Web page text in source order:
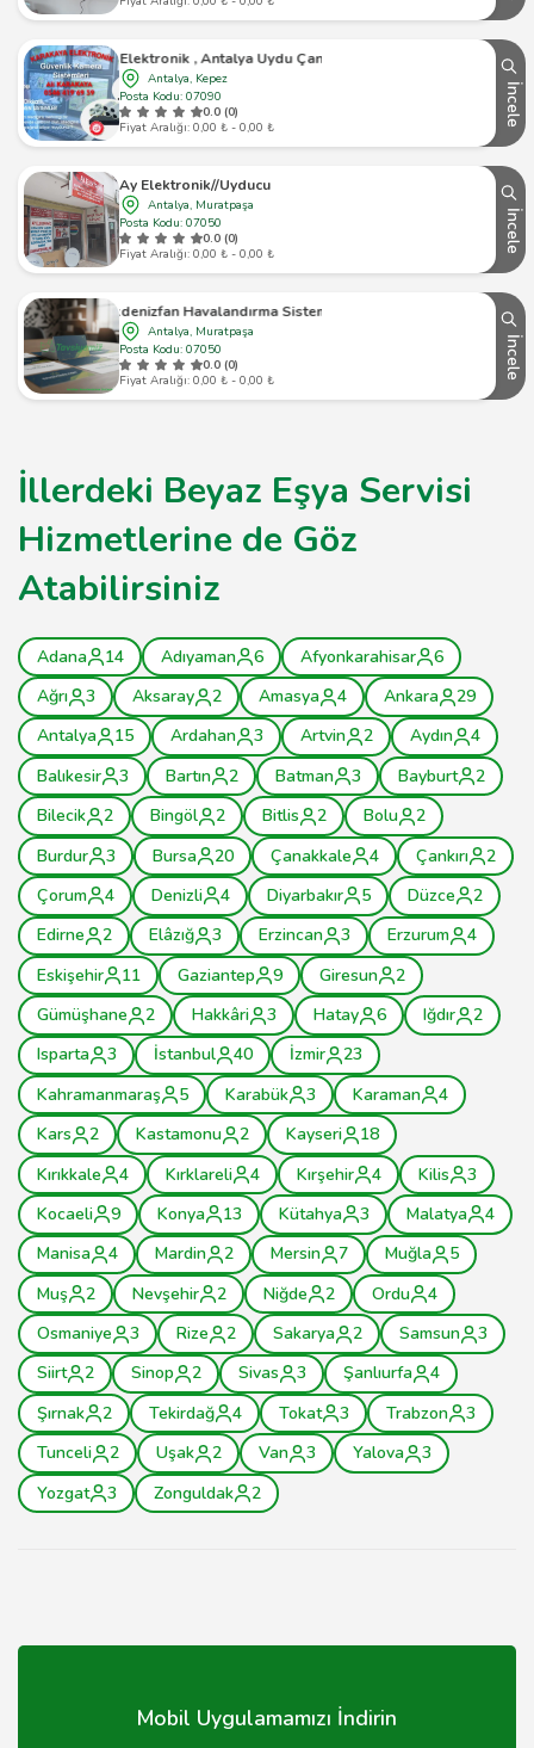
Karakaya Elektronik , Antalya Uydu Çanak Anten Servisi
Antalya, Kepez
Posta Kodu: 07090
0.0 (0)
Fiyat Aralığı: 0,00 ₺ - 0,00 ₺
İncele
Ay Elektronik//Uyducu
Antalya, Muratpaşa
Posta Kodu: 07050
0.0 (0)
Fiyat Aralığı: 0,00 ₺ - 0,00 ₺
İncele
Akdenizfan Havalandırma Sistemleri
Antalya, Muratpaşa
Posta Kodu: 07050
0.0 (0)
Fiyat Aralığı: 0,00 ₺ - 0,00 ₺
İncele
İllerdeki Beyaz Eşya Servisi
Hizmetlerine de Göz
Atabilirsiniz
Adana 14 Adıyaman 6 Afyonkarahisar
6
Ağrı
3 Aksaray 2 Amasya 4 Ankara
29
Antalya
15 Ardahan 3 Artvin 2 Aydın
4
Balıkesir
3 Bartın 2 Batman 3 Bayburt
2
Bilecik
2 Bingöl 2 Bitlis 2 Bolu
2
Burdur
3 Bursa 20 Çanakkale 4 Çankırı
2
Çorum
4 Denizli 4 Diyarbakır 5 Düzce
2
Edirne
2 Elâzığ 3 Erzincan 3 Erzurum
4
Eskişehir
11 Gaziantep 9 Giresun
2
Gümüşhane
2 Hakkâri 3 Hatay 6 Iğdır
2
Isparta
3 İstanbul 40 İzmir
23
Kahramanmaraş
5 Karabük 3 Karaman
4
Kars
2 Kastamonu 2 Kayseri
18
Kırıkkale
4 Kırklareli 4 Kırşehir 4 Kilis
3
Kocaeli
9 Konya 13 Kütahya 3 Malatya
4
Manisa
4 Mardin 2 Mersin 7 Muğla
5
Muş
2 Nevşehir 2 Niğde 2 Ordu
4
Osmaniye
3 Rize 2 Sakarya 2 Samsun
3
Siirt
2 Sinop 2 Sivas 3 Şanlıurfa
4
Şırnak
2 Tekirdağ 4 Tokat 3 Trabzon
3
Tunceli
2 Uşak 2 Van 3 Yalova
3
Yozgat
3 Zonguldak 2
Mobil Uygulamamızı İndirin